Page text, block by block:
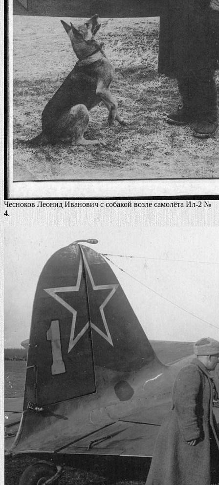
Чесноков Леонид Иванович с собакой возле самолёта Ил-2 №
4.